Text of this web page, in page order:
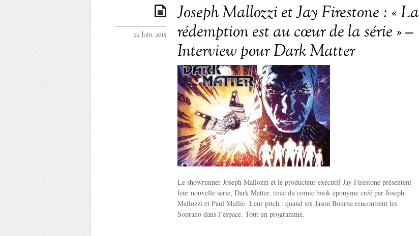
Joseph Mallozzi et Jay Firestone : « La
rédemption est au cœur de la série » –
Interview pour Dark Matter
22 Juin. 2015
Le showrunner Joseph Mallozzi et le producteur exécutif Jay Firestone présentent
leur nouvelle série, Dark Matter, tirée du comic book éponyme créé par Joseph
Mallozzi et Paul Mullie. Leur pitch : quand six Jason Bourne rencontrent les
Soprano dans l’espace. Tout un programme.